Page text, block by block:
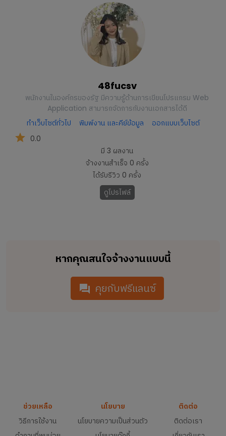
48fucsv
พนักงานในองค์กรของรัฐ มีความรู้ด้านการเขียนโปรแกรม Web
Application สามารถจัดการกับงานเอกสารได้ดี
ทำเว็บไซต์ทั่วไป
พิมพ์งาน และคีย์ข้อมูล
ออกแบบเว็บไซต์
0.0
มี 3 ผลงาน
จ้างงานสำเร็จ 0 ครั้ง
ได้รับรีวิว 0 ครั้ง
ดูโปรไฟล์
หากคุณสนใจจ้างงานแบบนี้
คุยกับฟรีแลนซ์
ช่วยเหลือ
วิธีการใช้งาน
นโยบาย
นโยบายความเป็นส่วนตัว
ติดต่อ
ติดต่อเรา